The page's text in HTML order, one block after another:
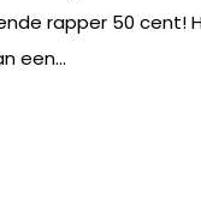
rapper 50 cent!
een...